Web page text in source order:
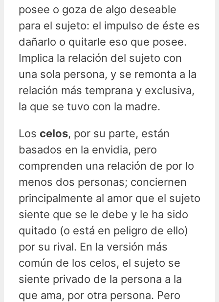
posee o goza de algo deseable
para el sujeto: el impulso de éste es
dañarlo o quitarle eso que posee.
Implica la relación del sujeto con
una sola persona, y se remonta a la
relación más temprana y exclusiva,
la que se tuvo con la madre.
Los celos, por su parte, están
basados en la envidia, pero
comprenden una relación de por lo
menos dos personas; conciernen
principalmente al amor que el sujeto
siente que se le debe y le ha sido
quitado (o está en peligro de ello)
por su rival. En la versión más
común de los celos, el sujeto se
siente privado de la persona a la
que ama, por otra persona. Pero